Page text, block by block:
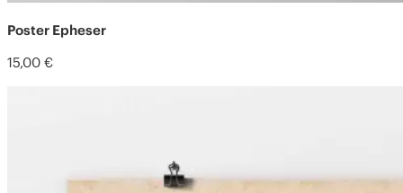
Poster Epheser
15,00 €